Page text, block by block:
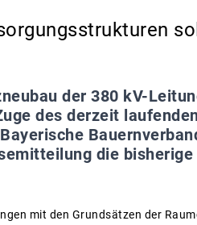
der 380 kV-
des derzeit
die
mit den Grundsätzen der